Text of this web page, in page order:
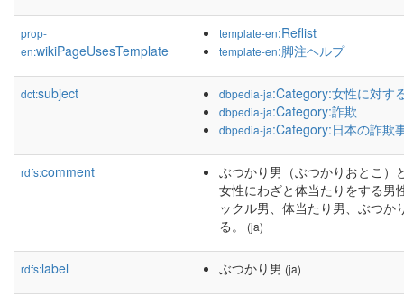
prop-
en:wikiPageUsesTemplate
template-en:Reflist
template-en:脚注ヘルプ
dct:subject dbpedia-ja:Category:女性に対す
dbpedia-ja:Category:詐欺
dbpedia-ja:Category:日本の詐欺
rdfs:comment
ぶつかり男（ぶつかりおとこ）
女性にわざと体当たりをする男
ックル男、体当たり男、ぶつか
る。
(ja)
rdfs:label ぶつかり男 (ja)